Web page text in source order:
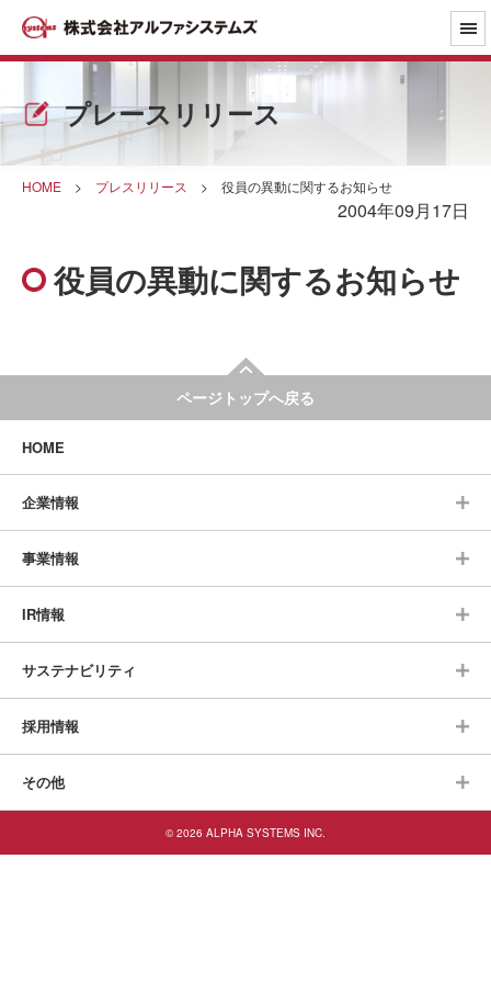
プレースリリース
HOME > プレスリリース > 役員の異動に関するお知らせ
2004年09月17日
役員の異動に関するお知らせ
ページトップへ戻る
HOME
企業情報
事業情報
IR情報
サステナビリティ
採用情報
その他
© 2026 ALPHA SYSTEMS INC.